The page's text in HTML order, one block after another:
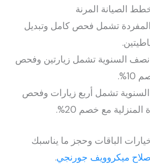
الصيانة المرنة
المفردة تشمل فحص كامل وتبديل
نصف السنوية تشمل زيارتين وفحص
السنوية تشمل أربع زيارات وفحص
مع خصم 20%.
الباقات وحجز ما يناسبك
ميكروويف جورنجي.